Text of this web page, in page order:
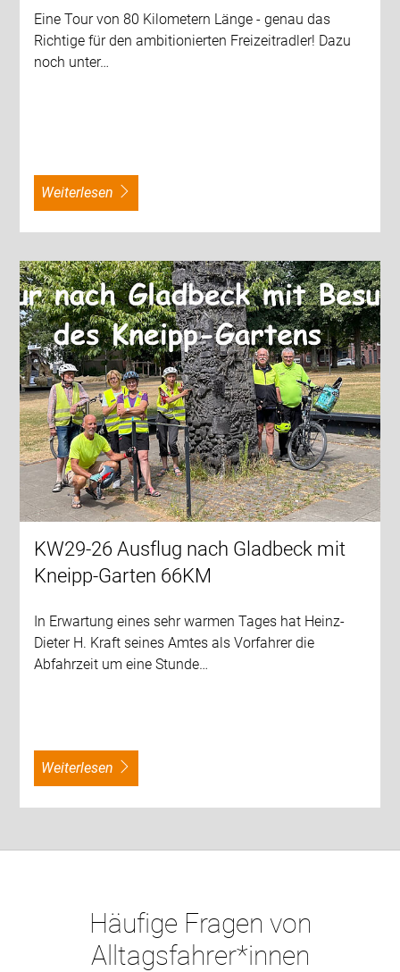
Eine Tour von 80 Kilometern Länge - genau das
Richtige für den ambitionierten Freizeitradler! Dazu
noch unter…
weiterlesen
KW29-26 Ausflug nach Gladbeck mit
Kneipp-Garten 66KM
In Erwartung eines sehr warmen Tages hat Heinz-
Dieter H. Kraft seines Amtes als Vorfahrer die
Abfahrzeit um eine Stunde…
weiterlesen
Häufige Fragen von
Alltagsfahrer*innen